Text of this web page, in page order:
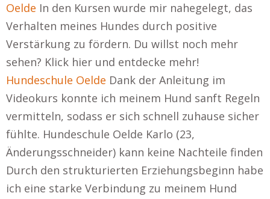
Oelde In den Kursen wurde mir nahegelegt, das
Verhalten meines Hundes durch positive
Verstärkung zu fördern. Du willst noch mehr
sehen? Klick hier und entdecke mehr!
Hundeschule Oelde Dank der Anleitung im
Videokurs konnte ich meinem Hund sanft Regeln
vermitteln, sodass er sich schnell zuhause sicher
fühlte. Hundeschule Oelde Karlo (23,
Änderungsschneider) kann keine Nachteile finden
Durch den strukturierten Erziehungsbeginn habe
ich eine starke Verbindung zu meinem Hund